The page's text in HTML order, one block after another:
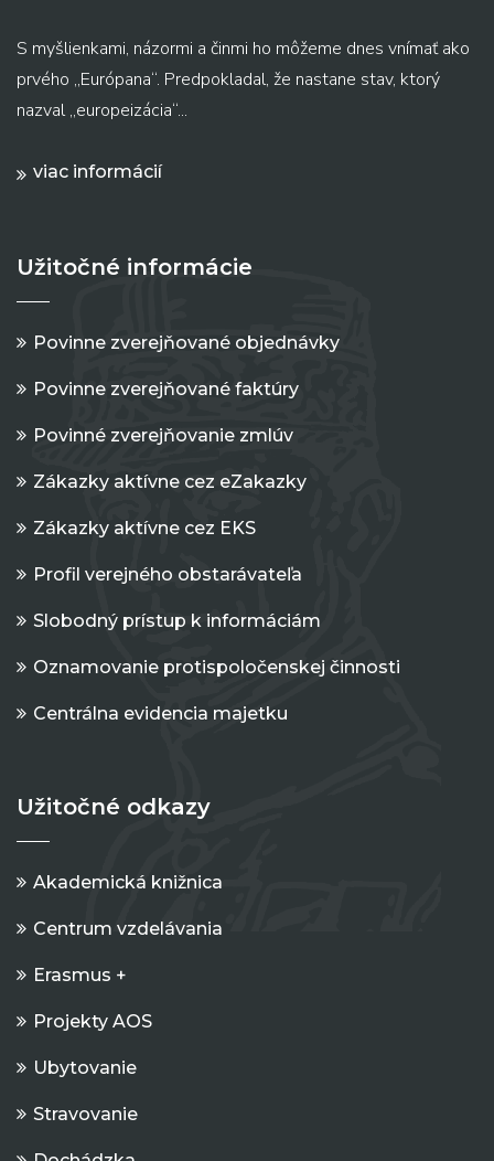
S myšlienkami, názormi a činmi ho môžeme dnes vnímať ako
prvého „Európana“. Predpokladal, že nastane stav, ktorý
nazval „europeizácia“...
viac informácií
Užitočné informácie
Povinne zverejňované objednávky
Povinne zverejňované faktúry
Povinné zverejňovanie zmlúv
Zákazky aktívne cez eZakazky
Zákazky aktívne cez EKS
Profil verejného obstarávateľa
Slobodný prístup k informáciám
Oznamovanie protispoločenskej činnosti
Centrálna evidencia majetku
Užitočné odkazy
Akademická knižnica
Centrum vzdelávania
Erasmus +
Projekty AOS
Ubytovanie
Stravovanie